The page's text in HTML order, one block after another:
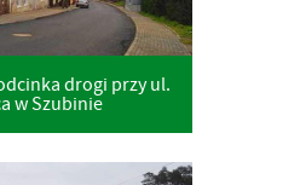
drogi przy ul.
w Szubinie